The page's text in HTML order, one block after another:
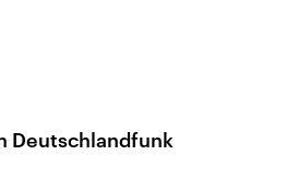
Deutschlandfunk